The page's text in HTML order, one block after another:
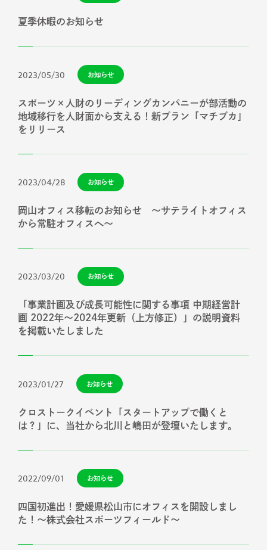
夏季休暇のお知らせ
2023/05/30 お知らせ
スポーツ×人財のリーディングカンパニーが部活動の
地域移行を人財面から支える！新プラン「マチブカ」
をリリース
2023/04/28 お知らせ
岡山オフィス移転のお知らせ ～サテライトオフィス
から常駐オフィスへ～
2023/03/20 お知らせ
「事業計画及び成長可能性に関する事項 中期経営計
画 2022年～2024年更新（上方修正）」の説明資料
を掲載いたしました
2023/01/27 お知らせ
クロストークイベント「スタートアップで働くと
は？」に、当社から北川と嶋田が登壇いたします。
2022/09/01 お知らせ
四国初進出！愛媛県松山市にオフィスを開設しまし
た！～株式会社スポーツフィールド～